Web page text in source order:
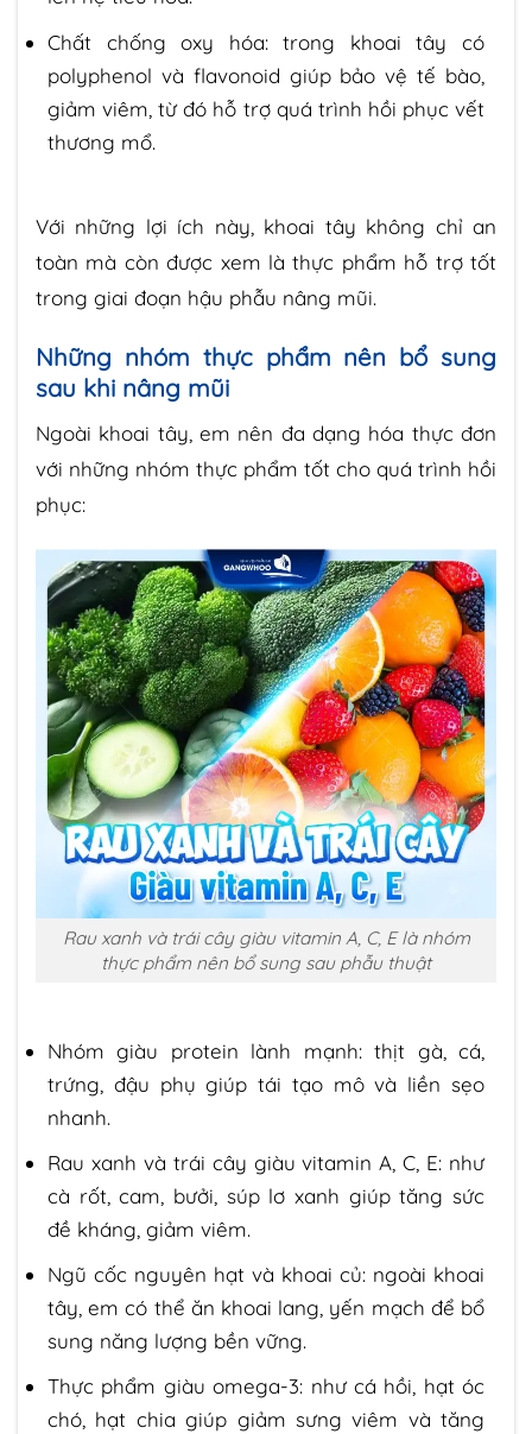
Chất chống oxy hóa: trong khoai tây có
polyphenol và flavonoid giúp bảo vệ tế bào,
giảm viêm, từ đó hỗ trợ quá trình hồi phục vết
thương mổ.
Với những lợi ích này, khoai tây không chỉ an
toàn mà còn được xem là thực phẩm hỗ trợ tốt
trong giai đoạn hậu phẫu nâng mũi.
Những nhóm thực phẩm nên bổ sung
sau khi nâng mũi
Ngoài khoai tây, em nên đa dạng hóa thực đơn
với những nhóm thực phẩm tốt cho quá trình hồi
phục:
Rau xanh và trái cây giàu vitamin A, C, E là nhóm
thực phẩm nên bổ sung sau phẫu thuật
Nhóm giàu protein lành mạnh: thịt gà, cá,
trứng, đậu phụ giúp tái tạo mô và liền sẹo
nhanh.
Rau xanh và trái cây giàu vitamin A, C, E: như
cà rốt, cam, bưởi, súp lơ xanh giúp tăng sức
đề kháng, giảm viêm.
Ngũ cốc nguyên hạt và khoai củ: ngoài khoai
tây, em có thể ăn khoai lang, yến mạch để bổ
sung năng lượng bền vững.
Thực phẩm giàu omega-3: như cá hồi, hạt óc
chó, hạt chia giúp giảm sưng viêm và tăng